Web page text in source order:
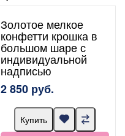
Золотое мелкое
конфетти крошка в
большом шаре с
индивидуальной
надписью
2 850 руб.
Купить